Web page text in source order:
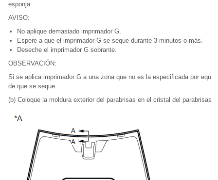
esponja.
AVISO:
No aplique demasiado imprimador G.
Espere a que el imprimador G se seque durante 3 minutos o más.
Deseche el imprimador G sobrante.
OBSERVACIÓN:
Si se aplica imprimador G a una zona que no es la especificada por
de que se seque.
(b) Coloque la moldura exterior del parabrisas en el cristal del